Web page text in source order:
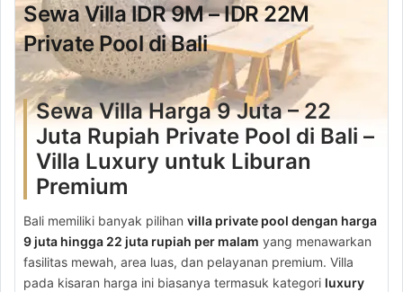
Sewa Villa IDR 9M – IDR 22M
Private Pool di Bali
Sewa Villa Harga 9 Juta – 22
Juta Rupiah Private Pool di Bali –
Villa Luxury untuk Liburan
Premium
Bali memiliki banyak pilihan villa private pool dengan harga
9 juta hingga 22 juta rupiah per malam yang menawarkan
fasilitas mewah, area luas, dan pelayanan premium. Villa
pada kisaran harga ini biasanya termasuk kategori luxury